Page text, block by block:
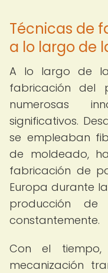
Técnicas de
a lo largo de
A lo largo de
fabricación del
numerosas
significativos.
se empleaban
de moldeado,
fabricación de
Europa durante
producción de
constantemente.
Con el
mecanización